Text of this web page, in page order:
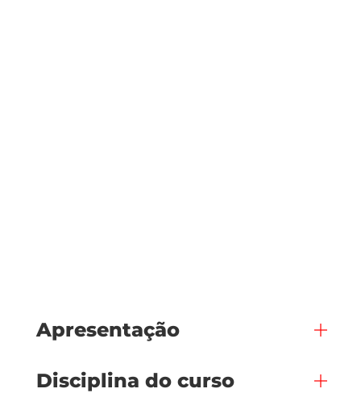
Apresentação
Disciplina do curso